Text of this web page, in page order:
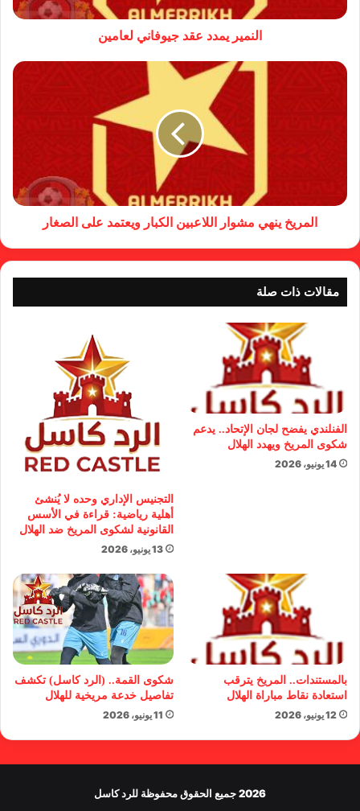
النمير يمدد عقد جيوفاني لعامين
المريخ ينهي مشوار اللاعبين الكبار ويعتمد على الصغار
مقالات ذات صلة
الفنلندي يفضح لجان الإتحاد.. يدعم
شكوى المريخ ويهدد الهلال
14 يونيو، 2026
التجنيس الإداري وحده لا يُنشئ
أهلية رياضية: قراءة في الأسس
القانونية لشكوى المريخ ضد الهلال
13 يونيو، 2026
بالمستندات.. المريخ يترقب
استعادة نقاط مباراة الهلال
12 يونيو، 2026
شكوى القمة.. (الرد كاسل) تكشف
تفاصيل خدعة مريخية للهلال
11 يونيو، 2026
2026 جميع الحقوق محفوظة للرد كاسل